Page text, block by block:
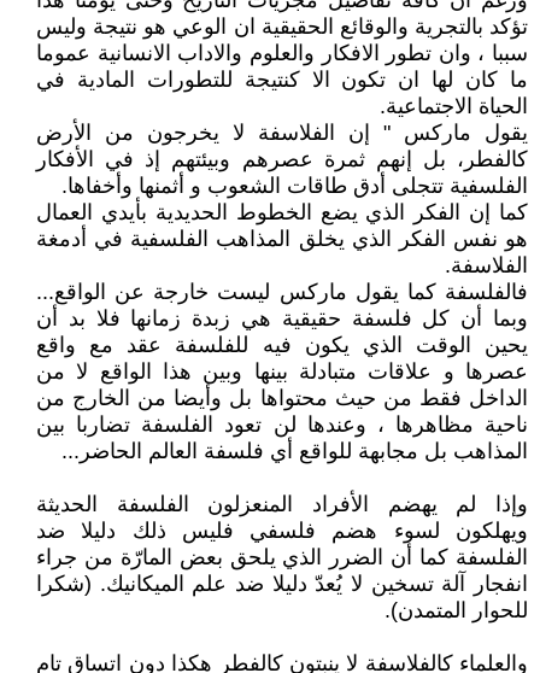
تؤكد بالتجرية والوقائع الحقيقية ان الوعي هو نتيجة وليس
سببا ، وان تطور الافكار والعلوم والاداب الانسانية عموما
ما كان لها ان تكون الا كنتيجة للتطورات المادية في
الحياة الاجتماعية.
يقول ماركس " إن الفلاسفة لا يخرجون من الأرض
كالفطر، بل إنهم ثمرة عصرهم وبيئتهم إذ في الأفكار
الفلسفية تتجلى أدق طاقات الشعوب و أثمنها وأخفاها.
كما إن الفكر الذي يضع الخطوط الحديدية بأيدي العمال
هو نفس الفكر الذي يخلق المذاهب الفلسفية في أدمغة
الفلاسفة.
فالفلسفة كما يقول ماركس ليست خارجة عن الواقع...
وبما أن كل فلسفة حقيقية هي زبدة زمانها فلا بد أن
يحين الوقت الذي يكون فيه للفلسفة عقد مع واقع
عصرها و علاقات متبادلة بينها وبين هذا الواقع لا من
الداخل فقط من حيث محتواها بل وأيضا من الخارج من
ناحية مظاهرها ، وعندها لن تعود الفلسفة تضاربا بين
المذاهب بل مجابهة للواقع أي فلسفة العالم الحاضر...
وإذا لم يهضم الأفراد المنعزلون الفلسفة الحديثة
ويهلكون لسوء هضم فلسفي فليس ذلك دليلا ضد
الفلسفة كما أن الضرر الذي يلحق بعض المارّة من جراء
انفجار آلة تسخين لا يُعدّ دليلا ضد علم الميكانيك. (شكرا
للحوار المتمدن).
والعلماء كالفلاسفة لا ينبتون كالفطر هكذا دون اتساق تام